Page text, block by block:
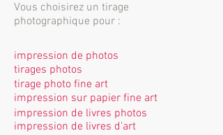
Vous choisirez un tirage
photographique pour :
impression de photos
tirages photos
tirage photo fine art
impression sur papier fine art
impression de livres photos
impression de livres d'art